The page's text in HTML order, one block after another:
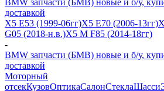
доставкой
X5 E53 (1999-06гг)X5 E70 (2006-13гг)
G05 (2018-н.в.)X5 M F85 (2014-18гг)
-
BMW запчасти (БМВ) новые и б/у,
доставкой
Моторный
отсекКузовОптикаСалонСтеклаШасси